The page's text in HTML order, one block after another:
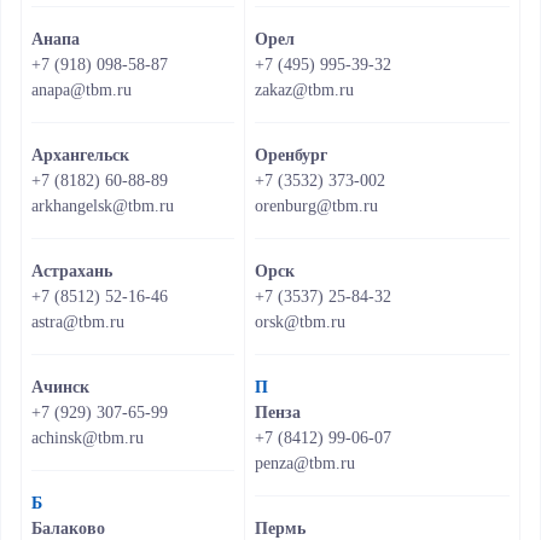
Анапа
+7 (918) 098-58-87
anapa@tbm.ru
Архангельск
+7 (8182) 60-88-89
arkhangelsk@tbm.ru
Астрахань
+7 (8512) 52-16-46
astra@tbm.ru
Ачинск
+7 (929) 307-65-99
achinsk@tbm.ru
Б
Балаково
Орел
+7 (495) 995-39-32
zakaz@tbm.ru
Оренбург
+7 (3532) 373-002
orenburg@tbm.ru
Орск
+7 (3537) 25-84-32
orsk@tbm.ru
П
Пенза
+7 (8412) 99-06-07
penza@tbm.ru
Пермь